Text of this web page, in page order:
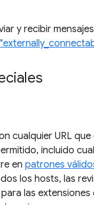
y recibir
cualquier URL
incluido
en patrones
los hosts, las
las extensiones